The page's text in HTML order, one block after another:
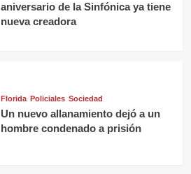
aniversario de la Sinfónica ya tiene
nueva creadora
Florida Policiales Sociedad
Un nuevo allanamiento dejó a un
hombre condenado a prisión